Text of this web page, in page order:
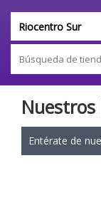
Nuestros
Entérate de